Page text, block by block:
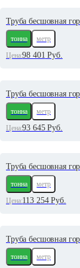
Труба бесшовная
тонна
метр
Цена:98 401 Руб.
Труба бесшовная
тонна
метр
Цена:93 645Руб.
Труба бесшовная
тонна
метр
Цена:113 254Руб.
Труба бесшовная
тонна
метр